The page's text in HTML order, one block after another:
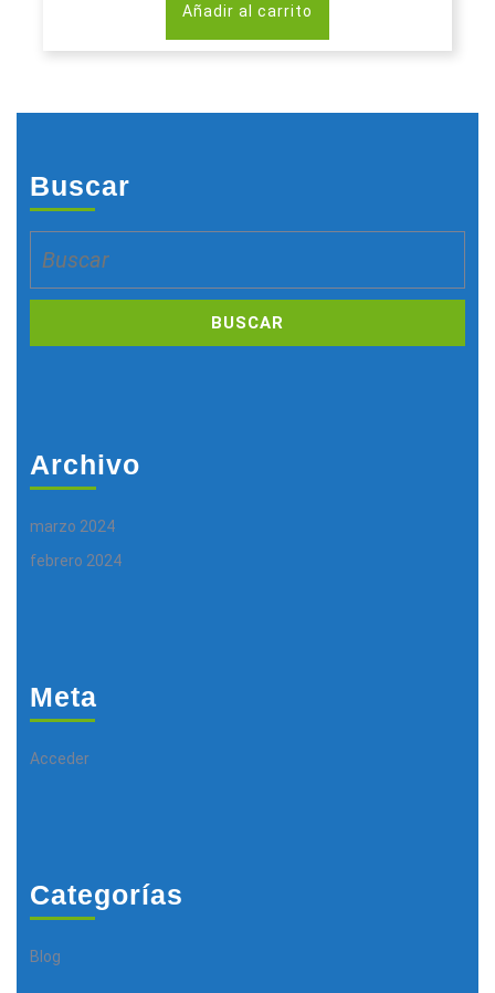
Añadir al carrito
Buscar
Archivo
marzo 2024
febrero 2024
Meta
Acceder
Categorías
Blog